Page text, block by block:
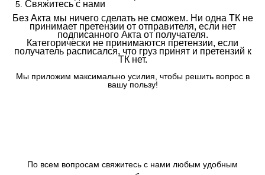
Свяжитесь с нами
Без Акта мы ничего сделать не сможем. Ни одна ТК не
принимает претензии от отправителя, если нет
подписанного Акта от получателя.
Категорически не принимаются претензии, если
получатель расписался, что груз принят и претензий к
ТК нет.
Мы приложим максимально усилия, чтобы решить вопрос в
вашу пользу!
По всем вопросам свяжитесь с нами любым удобным